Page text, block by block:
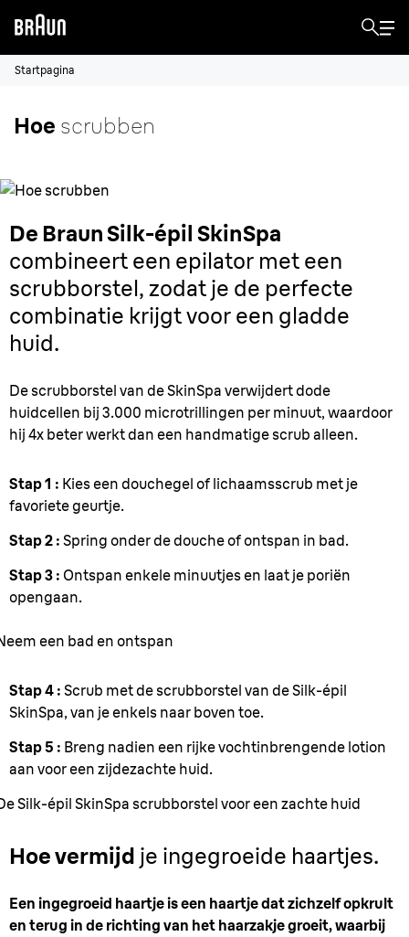
Startpagina
Hoe scrubben
De Braun Silk-épil SkinSpa
combineert een epilator met een
scrubborstel, zodat je de perfecte
combinatie krijgt voor een gladde
huid.
De scrubborstel van de SkinSpa verwijdert dode
huidcellen bij 3.000 microtrillingen per minuut, waardoor
hij 4x beter werkt dan een handmatige scrub alleen.
Stap 1 : Kies een douchegel of lichaamsscrub met je
favoriete geurtje.
Stap 2 : Spring onder de douche of ontspan in bad.
Stap 3 : Ontspan enkele minuutjes en laat je poriën
opengaan.
een bad en ontspan
Stap 4 : Scrub met de scrubborstel van de Silk-épil
SkinSpa, van je enkels naar boven toe.
Stap 5 : Breng nadien een rijke vochtinbrengende lotion
aan voor een zijdezachte huid.
Silk-épil SkinSpa scrubborstel voor een zachte huid
Hoe vermijd je ingegroeide haartjes.
Een ingegroeid haartje is een haartje dat zichzelf opkrult
en terug in de richting van het haarzakje groeit, waarbij